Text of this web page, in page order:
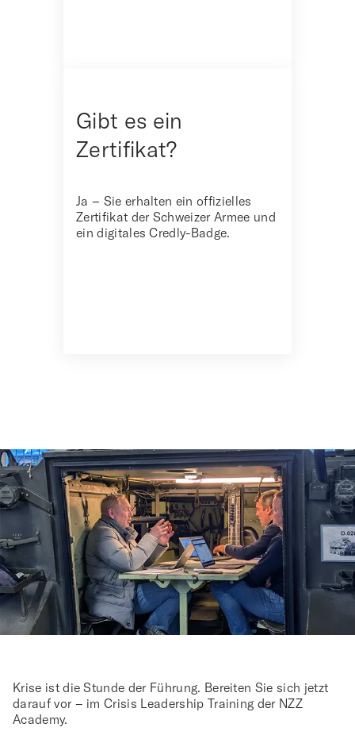
Gibt es ein
Zertifikat?
Ja – Sie erhalten ein offizielles
Zertifikat der Schweizer Armee und
ein digitales Credly-Badge.
Krise ist die Stunde der Führung. Bereiten Sie sich jetzt
darauf vor – im Crisis Leadership Training der NZZ
Academy.